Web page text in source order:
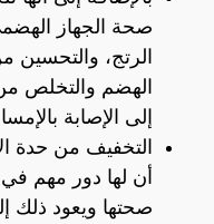
صحة الجهاز
الرتج، والتحسين
الهضم والتخلص
إلى الإصابة
التخفيف من حدة
أن لها دور مهم
صحتها ويعود ذلك